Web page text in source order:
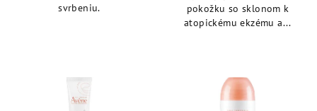
svrbeniu.
pokožku so sklonom k
atopickému ekzému a...